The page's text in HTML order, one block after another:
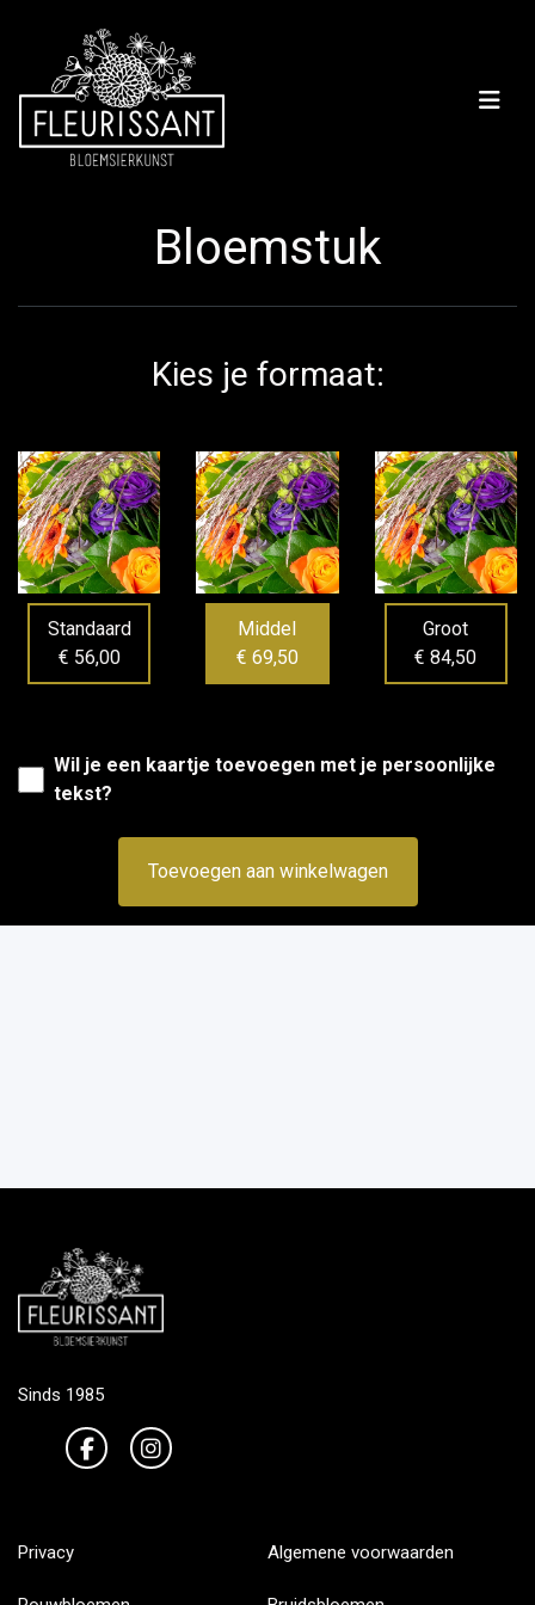
Bloemstuk
Kies je formaat:
Standaard
€ 56,00
Middel
€ 69,50
Groot
€ 84,50
Wil je een kaartje toevoegen met je persoonlijke
tekst?
Toevoegen aan winkelwagen
Sinds 1985
Privacy Algemene voorwaarden